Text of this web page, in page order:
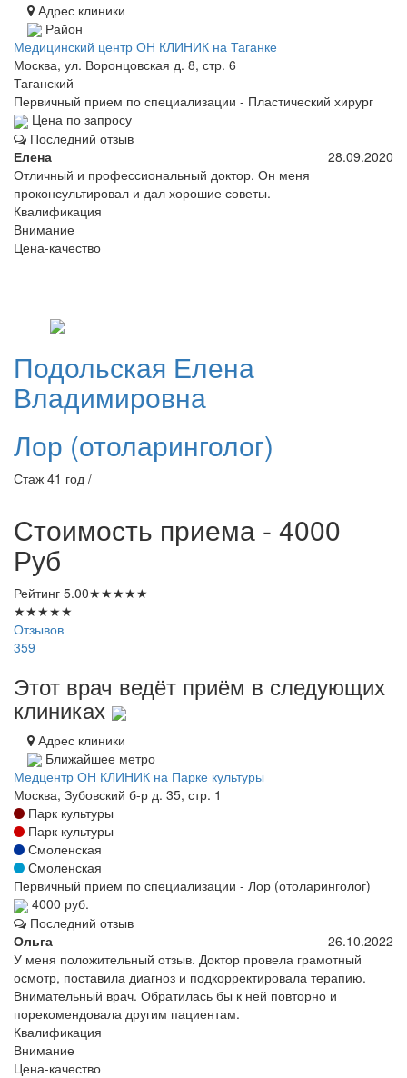
Адрес клиники
Район
Медицинский центр ОН КЛИНИК на Таганке
Москва, ул. Воронцовская д. 8, стр. 6
Таганский
Первичный прием по специализации - Пластический хирург
Цена по запросу
Последний отзыв
Елена
28.09.2020
Отличный и профессиональный доктор. Он меня
проконсультировал и дал хорошие советы.
Квалификация
Внимание
Цена-качество
Подольская Елена
Владимировна
Лор (отоларинголог)
Стаж 41 год /
Стоимость приема - 4000
Руб
Рейтинг 5.00★★★★★
★★★★★
Отзывов
359
Этот врач ведёт приём в следующих
клиниках
Адрес клиники
Ближайшее метро
Медцентр ОН КЛИНИК на Парке культуры
Москва, Зубовский б-р д. 35, стр. 1
Парк культуры
Парк культуры
Смоленская
Смоленская
Первичный прием по специализации - Лор (отоларинголог)
4000 руб.
Последний отзыв
Ольга
26.10.2022
У меня положительный отзыв. Доктор провела грамотный
осмотр, поставила диагноз и подкорректировала терапию.
Внимательный врач. Обратилась бы к ней повторно и
порекомендовала другим пациентам.
Квалификация
Внимание
Цена-качество